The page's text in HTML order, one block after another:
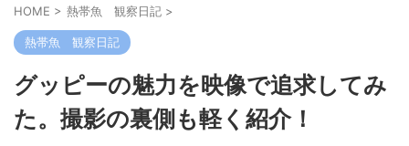
HOME > 熱帯魚 観察日記 >
熱帯魚 観察日記
グッピーの魅力を映像で追求してみ
た。撮影の裏側も軽く紹介！